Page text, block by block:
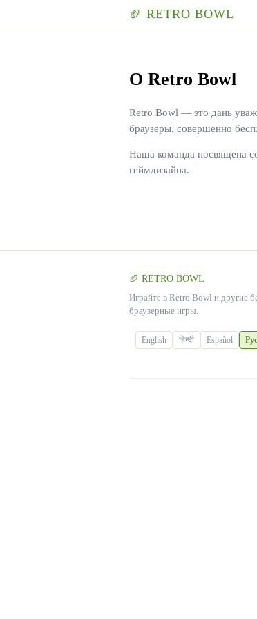
🏈 RETRO BOWL
О Retro Bowl
Retro Bowl — это дань
браузеры, совершенно
Наша команда посвящена
геймдизайна.
🏈 RETRO BOWL
Играйте в Retro Bowl и другие
браузерные игры.
English हिन्दी Español